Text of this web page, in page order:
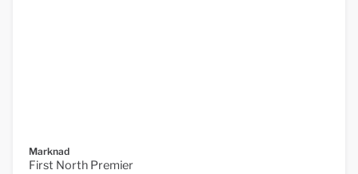
Marknad
First North Premier